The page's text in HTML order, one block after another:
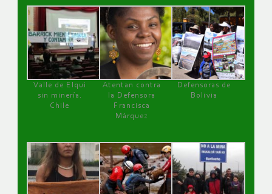
Valle de Elqui
sin minería.
Chile
Atentan contra
la Defensora
Francisca
Márquez
Defensoras de
Bolivia